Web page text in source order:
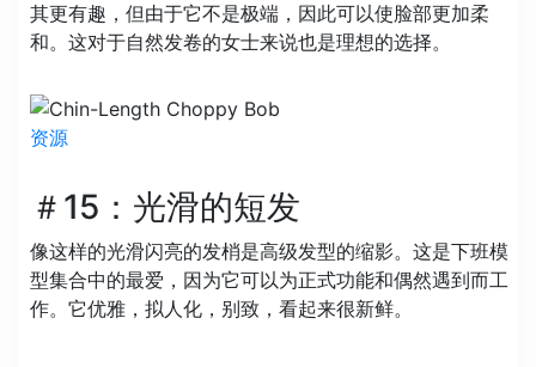
其更有趣，但由于它不是极端，因此可以使脸部更加柔
和。这对于自然发卷的女士来说也是理想的选择。
资源
＃15：光滑的短发
像这样的光滑闪亮的发梢是高级发型的缩影。这是下班模
型集合中的最爱，因为它可以为正式功能和偶然遇到而工
作。它优雅，拟人化，别致，看起来很新鲜。